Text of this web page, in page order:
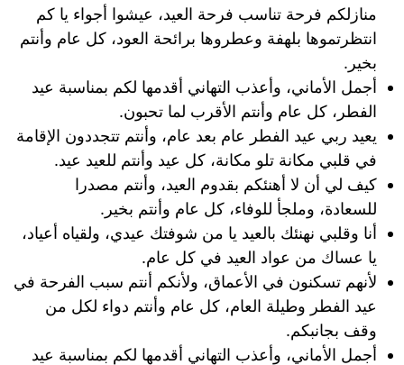
منازلكم فرحة تناسب فرحة العيد، عيشوا أجواء يا كم
انتظرتموها بلهفة وعطروها برائحة العود، كل عام وأنتم
بخير.
أجمل الأماني، وأعذب التهاني أقدمها لكم بمناسبة عيد
الفطر، كل عام وأنتم الأقرب لما تحبون.
يعيد ربي عيد الفطر عام بعد عام، وأنتم تتجددون الإقامة
في قلبي مكانة تلو مكانة، كل عيد وأنتم للعيد عيد.
كيف لي أن لا أهنئكم بقدوم العيد، وأنتم مصدرا
للسعادة، وملجأ للوفاء، كل عام وأنتم بخير.
أنا وقلبي نهنئك بالعيد يا من شوفتك عيدي، ولقياه أعياد،
يا عساك من عواد العيد في كل عام.
لأنهم تسكنون في الأعماق، ولأنكم أنتم سبب الفرحة في
عيد الفطر وطيلة العام، كل عام وأنتم دواء لكل من
وقف بجانبكم.
أجمل الأماني، وأعذب التهاني أقدمها لكم بمناسبة عيد